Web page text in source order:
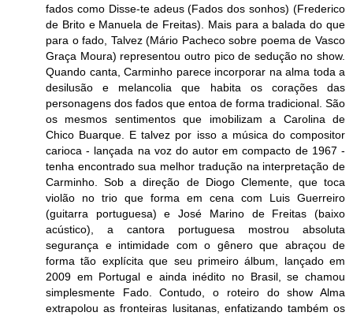
fados como Disse-te adeus (Fados dos sonhos) (Frederico
de Brito e Manuela de Freitas). Mais para a balada do que
para o fado, Talvez (Mário Pacheco sobre poema de Vasco
Graça Moura) representou outro pico de sedução no show.
Quando canta, Carminho parece incorporar na alma toda a
desilusão e melancolia que habita os corações das
personagens dos fados que entoa de forma tradicional. São
os mesmos sentimentos que imobilizam a Carolina de
Chico Buarque. E talvez por isso a música do compositor
carioca - lançada na voz do autor em compacto de 1967 -
tenha encontrado sua melhor tradução na interpretação de
Carminho. Sob a direção de Diogo Clemente, que toca
violão no trio que forma em cena com Luis Guerreiro
(guitarra portuguesa) e José Marino de Freitas (baixo
acústico), a cantora portuguesa mostrou absoluta
segurança e intimidade com o gênero que abraçou de
forma tão explícita que seu primeiro álbum, lançado em
2009 em Portugal e ainda inédito no Brasil, se chamou
simplesmente Fado. Contudo, o roteiro do show Alma
extrapolou as fronteiras lusitanas, enfatizando também os